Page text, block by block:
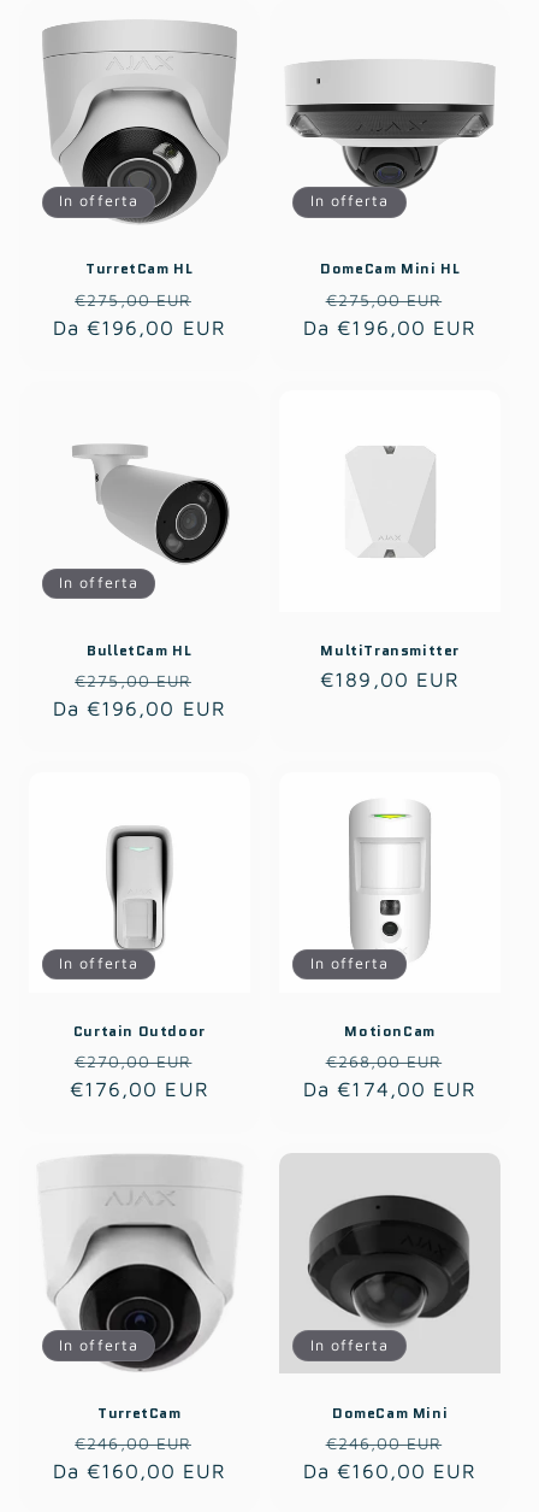
In offerta
TurretCam HL
Prezzo
di
€275,00 EUR
scontato
Da €196,00 EUR
In offerta
DomeCam Mini HL
Prezzo
di
€275,00 EUR
Da €196,00 EUR
In offerta
BulletCam HL
Prezzo
di
€275,00 EUR
scontato
Da €196,00 EUR
MultiTransmitter
Prezzo
€189,00 EUR
In offerta
Curtain Outdoor
Prezzo
di
€270,00 EUR
scontato
€176,00 EUR
In offerta
MotionCam
Prezzo
di
€268,00 EUR
Da €174,00 EUR
In offerta
TurretCam
Prezzo
di
€246,00 EUR
scontato
Da €160,00 EUR
In offerta
DomeCam Mini
Prezzo
di
€246,00 EUR
Da €160,00 EUR